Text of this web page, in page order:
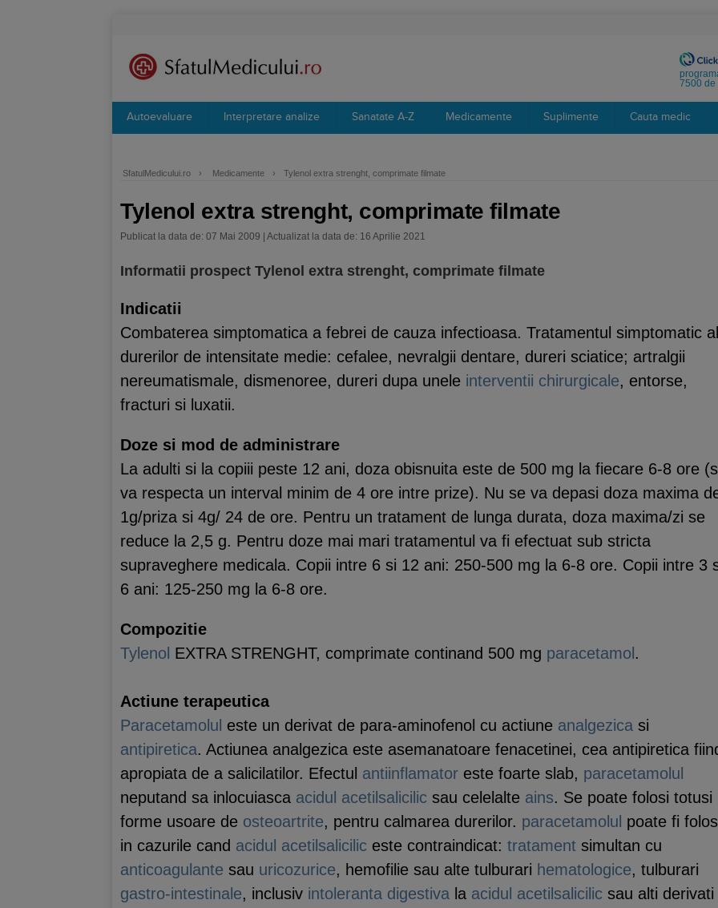
7500 de
Autoevaluare Interpretare analize Sanatate A-Z Medicamente Suplimente Cauta medic
SfatulMedicului.ro › Medicamente › Tylenol extra strenght, comprimate filmate
Tylenol extra strenght, comprimate filmate
Publicat la data de: 07 Mai 2009 | Actualizat la data de: 16 Aprilie 2021
Informatii prospect Tylenol extra strenght, comprimate filmate
Indicatii
Combaterea simptomatica a febrei de cauza infectioasa. Tratamentul simptomatic al
durerilor de intensitate medie: cefalee, nevralgii dentare, dureri sciatice; artralgii
nereumatismale, dismenoree, dureri dupa unele interventii chirurgicale, entorse,
fracturi si luxatii.
Doze si mod de administrare
La adulti si la copiii peste 12 ani, doza obisnuita este de 500 mg la fiecare 6-8 ore
va respecta un interval minim de 4 ore intre prize). Nu se va depasi doza maxima
1g/priza si 4g/ 24 de ore. Pentru un tratament de lunga durata, doza maxima/zi se
reduce la 2,5 g. Pentru doze mai mari tratamentul va fi efectuat sub stricta
supraveghere medicala. Copii intre 6 si 12 ani: 250-500 mg la 6-8 ore. Copii intre 3
6 ani: 125-250 mg la 6-8 ore.
Compozitie
Tylenol EXTRA STRENGHT, comprimate continand 500 mg paracetamol .
Actiune terapeutica
Paracetamolul este un derivat de para-aminofenol cu actiune analgezica si
antipiretica. Actiunea analgezica este asemanatoare fenacetinei, cea antipiretica
apropiata de a salicilatilor. Efectul antiinflamator este foarte slab, paracetamolul
neputand sa inlocuiasca acidul acetilsalicilic sau celelalte ains. Se poate folosi totusi
forme usoare de osteoartrite, pentru calmarea durerilor. paracetamolul poate fi
in cazurile cand acidul acetilsalicilic este contraindicat: tratament simultan cu
anticoagulante sau uricozurice, hemofilie sau alte tulburari hematologice, tulburari
gastro-intestinale, inclusiv intoleranta digestiva la acidul acetilsalicilic sau alti derivati